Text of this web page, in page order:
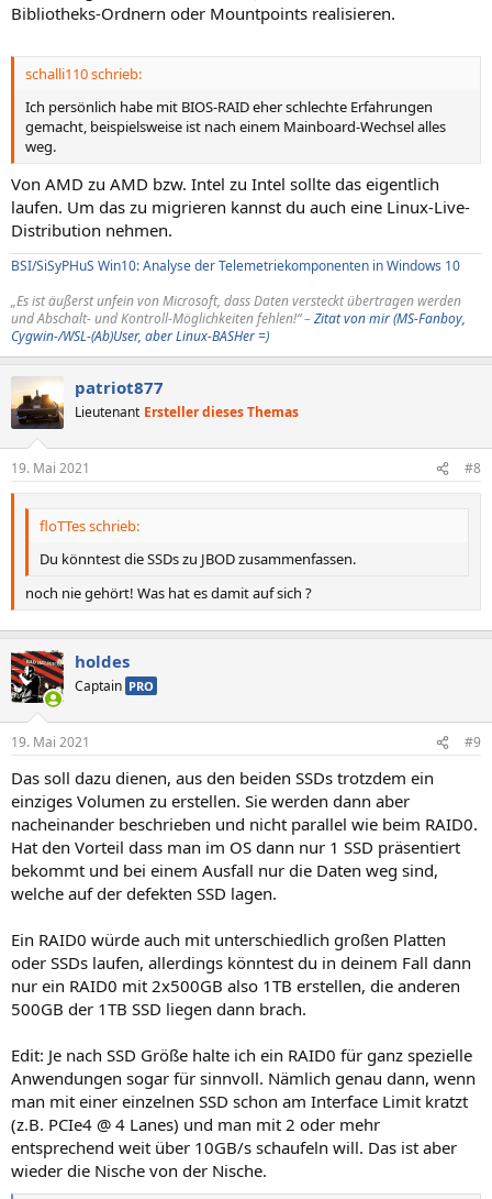
Bibliotheks-Ordnern oder Mountpoints realisieren.
schalli110 schrieb:
Ich persönlich habe mit BIOS-RAID eher schlechte Erfahrungen
gemacht, beispielsweise ist nach einem Mainboard-Wechsel alles
weg.
Von AMD zu AMD bzw. Intel zu Intel sollte das eigentlich
laufen. Um das zu migrieren kannst du auch eine Linux-Live-
Distribution nehmen.
BSI/SiSyPHuS Win10: Analyse der Telemetriekomponenten in Windows 10
„Es ist äußerst unfein von Microsoft, dass Daten versteckt übertragen werden
und Abschalt- und Kontroll-Möglichkeiten fehlen!“ –Zitat von mir (MS-Fanboy,
Cygwin-/WSL-(Ab)User, aber Linux-BASHer =)
patriot877
Lieutenant Ersteller dieses Themas
19. Mai 2021 #8
floTTes schrieb:
Du könntest die SSDs zu JBOD zusammenfassen.
noch nie gehört! Was hat es damit auf sich ?
holdes
Captain PRO
19. Mai 2021 #9
Das soll dazu dienen, aus den beiden SSDs trotzdem ein
einziges Volumen zu erstellen. Sie werden dann aber
nacheinander beschrieben und nicht parallel wie beim RAID0.
Hat den Vorteil dass man im OS dann nur 1 SSD präsentiert
bekommt und bei einem Ausfall nur die Daten weg sind,
welche auf der defekten SSD lagen.
Ein RAID0 würde auch mit unterschiedlich großen Platten
oder SSDs laufen, allerdings könntest du in deinem Fall dann
nur ein RAID0 mit 2x500GB also 1TB erstellen, die anderen
500GB der 1TB SSD liegen dann brach.
Edit: Je nach SSD Größe halte ich ein RAID0 für ganz spezielle
Anwendungen sogar für sinnvoll. Nämlich genau dann, wenn
man mit einer einzelnen SSD schon am Interface Limit kratzt
(z.B. PCIe4 @ 4 Lanes) und man mit 2 oder mehr
entsprechend weit über 10GB/s schaufeln will. Das ist aber
wieder die Nische von der Nische.